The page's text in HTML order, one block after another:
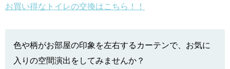
お買い得なトイレの交換はこちら！！
色や柄がお部屋の印象を左右するカーテンで、お気に
入りの空間演出をしてみませんか？